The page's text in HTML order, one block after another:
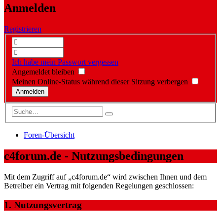
Anmelden
Registrieren
Ich habe mein Passwort vergessen
Angemeldet bleiben
Meinen Online-Status während dieser Sitzung verbergen
Foren-Übersicht
c4forum.de - Nutzungsbedingungen
Mit dem Zugriff auf „c4forum.de“ wird zwischen Ihnen und dem
Betreiber ein Vertrag mit folgenden Regelungen geschlossen:
1. Nutzungsvertrag